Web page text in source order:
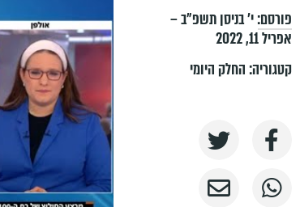
פורסם:י׳ בניסן תשפ״ב –
אפריל 11, 2022
קטגוריה:החלק היומי